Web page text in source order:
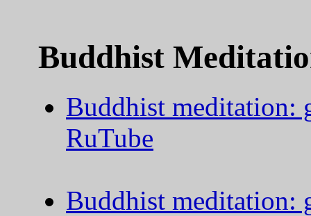
Buddhist
Buddhist meditation:
RuTube
Buddhist meditation: